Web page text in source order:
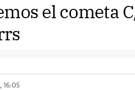
el cometa
16:05